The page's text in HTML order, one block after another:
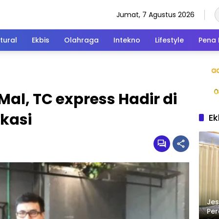
Jumat, 7 Agustus 2026
Ekbis Olahraga Intekno Lifestyle Pena
TC express Hadir di